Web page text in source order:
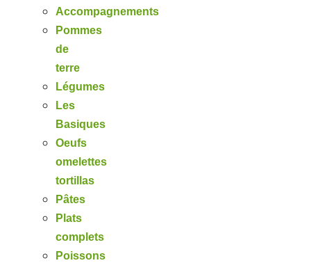
Accompagnements
Pommes
de
terre
Légumes
Les
Basiques
Oeufs
omelettes
tortillas
Pâtes
Plats
complets
Poissons